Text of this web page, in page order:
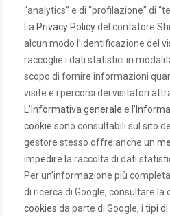
“analytics” e di “profilazione” di
La Privacy Policydel contatore
alcun modo l’identificazione del
raccoglie i dati statistici in
scopo di fornire informazioni
visite e i percorsi dei visitatori
L’ Informativa generale e l’
cookie sono consultabili sul sito
gestore stesso offre anche un
impedire la raccolta di dati
Per un’informazione più
di ricerca di Google, consultare la
cookies da parte di Google, i tipi di